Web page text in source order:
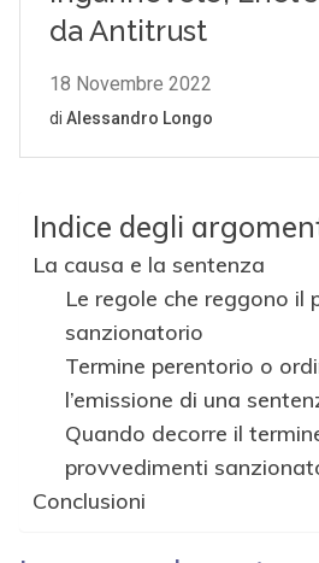
Indice degli
La causa e la sentenza
Le regole che reggono il
sanzionatorio
Termine perentorio o
l’emissione di una
Quando decorre il
provvedimenti
Conclusioni